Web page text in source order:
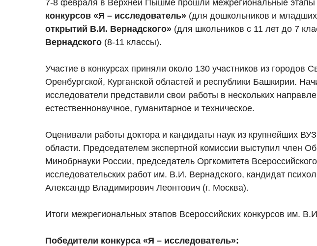
7-8 февраля в Верхней Пышме прошли межрегиональные этапы
конкурсов «Я – исследователь» (для дошкольников и
открытий В.И. Вернадского» (для школьников с 11 лет до 7
Вернадского (8-11 классы).
Участие в конкурсах приняли около 130 участников из городов
Оренбургской, Курганской областей и республики Башкирии.
исследователи представили свои работы в нескольких
естественнонаучное, гуманитарное и техническое.
Оценивали работы доктора и кандидаты наук из крупнейших
области. Председателем экспертной комиссии выступил член
Минобрнауки России, председатель Оргкомитета
исследовательских работ им. В.И. Вернадского, кандидат
Александр Владимирович Леонтович (г. Москва).
Итоги межрегиональных этапов Всероссийских конкурсов им.
Победители конкурса «Я – исследователь»: